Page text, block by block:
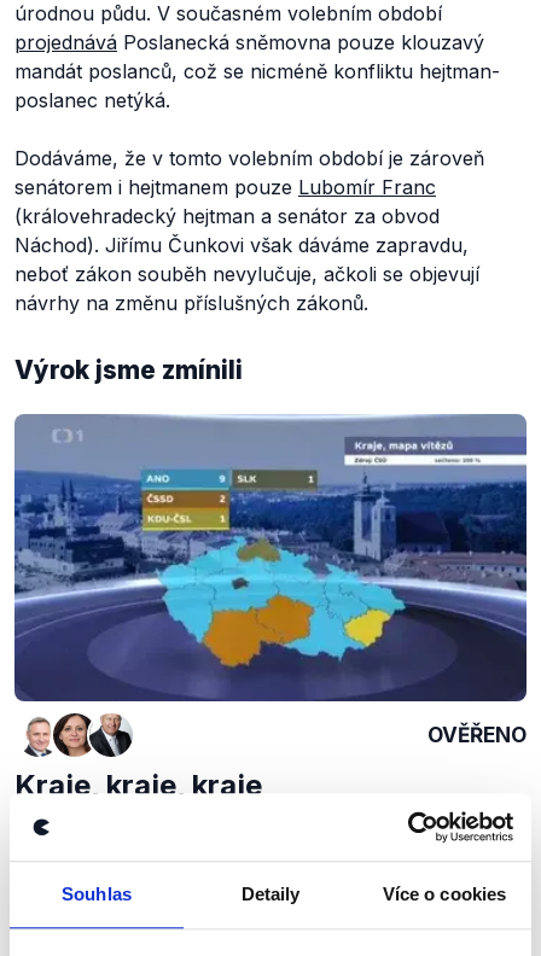
Souhlas Detaily Více o cookies
úrodnou půdu. V současném volebním období
projednává Poslanecká sněmovna pouze klouzavý
mandát poslanců, což se nicméně konfliktu hejtman-
poslanec netýká.
Dodáváme, že v tomto volebním období je zároveň
senátorem i hejtmanem pouze Lubomír Franc
(královehradecký hejtman a senátor za obvod
Náchod). Jiřímu Čunkovi však dáváme zapravdu,
neboť zákon souběh nevylučuje, ačkoli se objevují
návrhy na změnu příslušných zákonů.
Výrok jsme zmínili
OVĚŘENO
Kraje, kraje, kraje
16. října 2016
První povolební Otázky Václava Moravce nepřinesly
mnoho překvapení co se týče diskutovaných